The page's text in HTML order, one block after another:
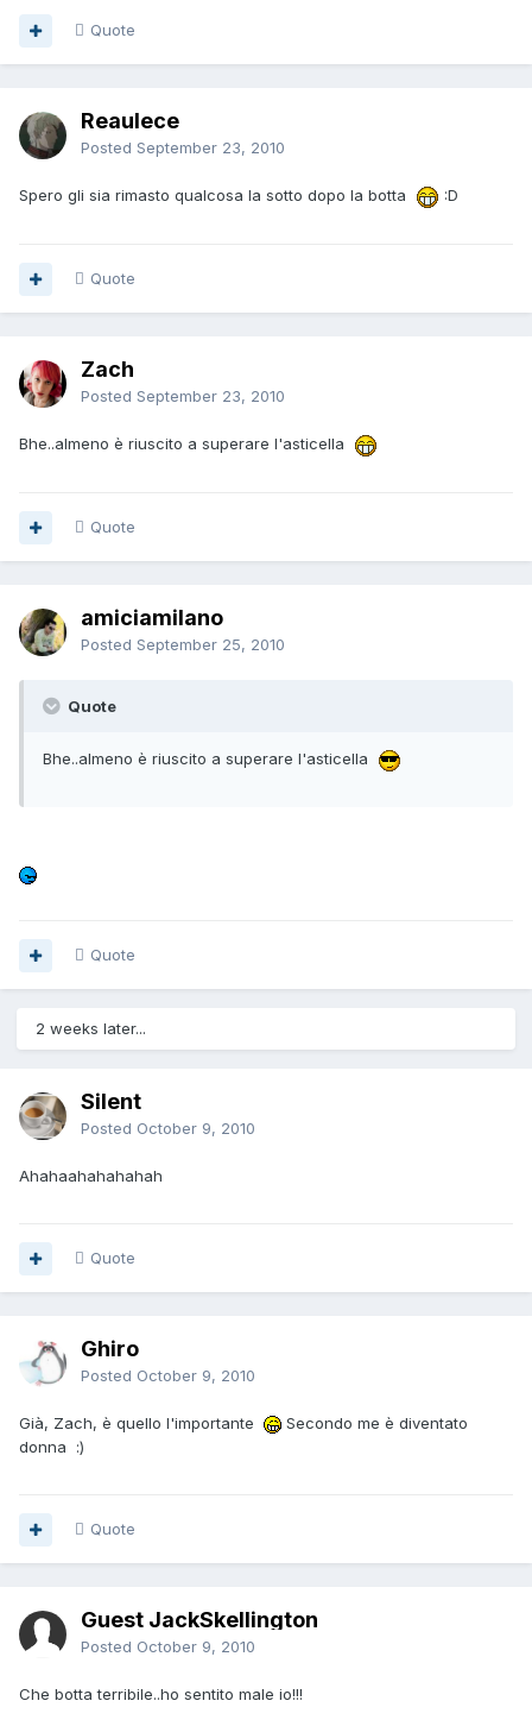
Quote
Reaulece
Posted September 23, 2010
Spero gli sia rimasto qualcosa la sotto dopo la botta :D
Quote
Zach
Posted September 23, 2010
Bhe..almeno è riuscito a superare l'asticella
Quote
amiciamilano
Posted September 25, 2010
Quote
Bhe..almeno è riuscito a superare l'asticella
Quote
2 weeks later...
Silent
Posted October 9, 2010
Ahahaahahahahah
Quote
Ghiro
Posted October 9, 2010
Già, Zach, è quello l'importante
Secondo me è diventato
donna :)
Quote
Guest JackSkellington
Posted October 9, 2010
Che botta terribile..ho sentito male io!!!